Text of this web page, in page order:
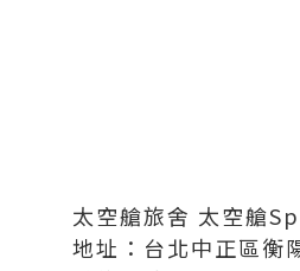
太空艙旅舍 太空艙
地址：台北中正區衡